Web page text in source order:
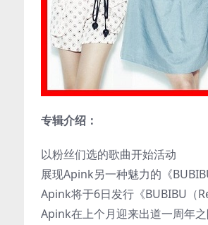
专辑介绍：
以粉丝们选的歌曲开始活动
展现Apink另一种魅力的《
Apink将于6日发行《BUBIBU（
Apink在上个月迎来出道一周年之